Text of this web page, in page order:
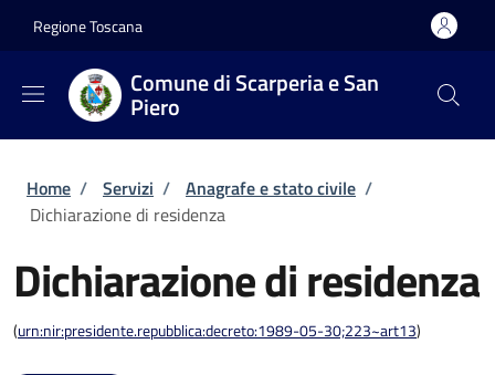
Regione Toscana
Comune di Scarperia e San
Piero
Briciole di pane
Home / Servizi / Anagrafe e stato civile /
Dichiarazione di residenza
Dichiarazione di residenza
(urn:nir:presidente.repubblica:decreto:1989-05-30;223~art13)